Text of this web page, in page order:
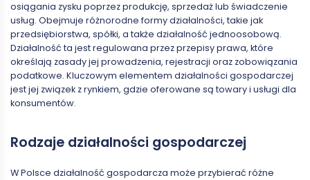
osiągania zysku poprzez produkcję, sprzedaż lub świadczenie
usług. Obejmuje różnorodne formy działalności, takie jak
przedsiębiorstwa, spółki, a także działalność jednoosobową.
Działalność ta jest regulowana przez przepisy prawa, które
określają zasady jej prowadzenia, rejestracji oraz zobowiązania
podatkowe. Kluczowym elementem działalności gospodarczej
jest jej związek z rynkiem, gdzie oferowane są towary i usługi dla
konsumentów.
Rodzaje działalności gospodarczej
W Polsce działalność gospodarcza może przybierać różne